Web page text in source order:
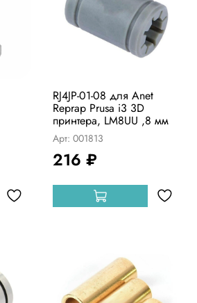
RJ4JP-01-08 для Anet
Reprap Prusa i3 3D
принтера, LM8UU ,8 мм
Арт: 001813
216 ₽